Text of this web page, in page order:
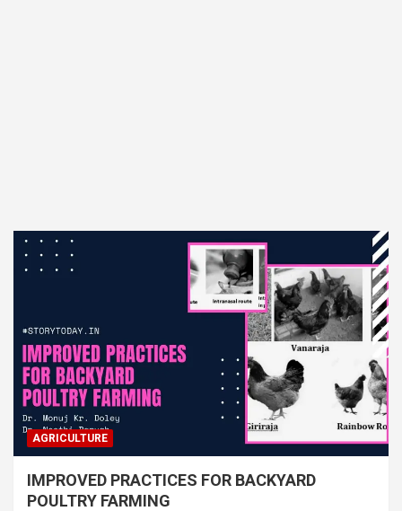
AGRICULTURE
IMPROVED PRACTICES FOR BACKYARD
POULTRY FARMING